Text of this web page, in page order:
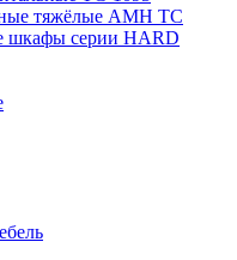
тяжёлые AMH TC
шкафы серии HARD